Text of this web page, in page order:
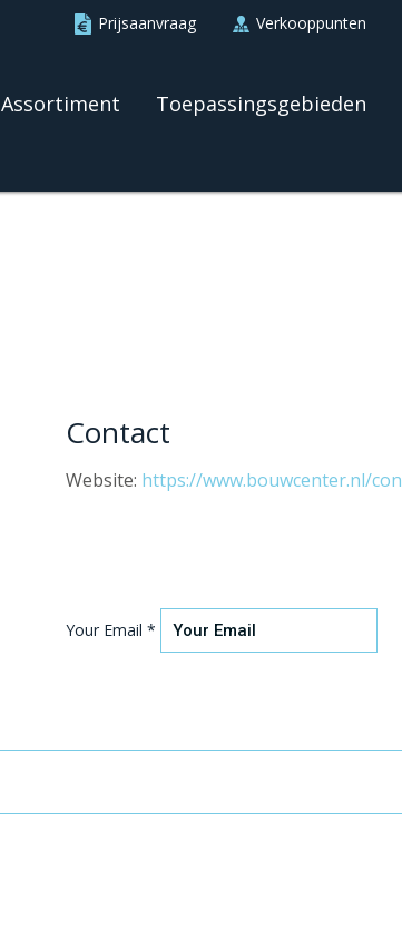
Prijsaanvraag Verkooppunten
Assortiment Toepassingsgebieden
Contact
Website: https://www.bouwcenter.nl/
Your Email *